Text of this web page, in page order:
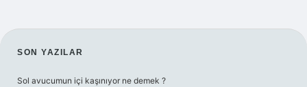
SIDEBAR
SON YAZILAR
Sol avucumun içi kaşınıyor ne demek ?